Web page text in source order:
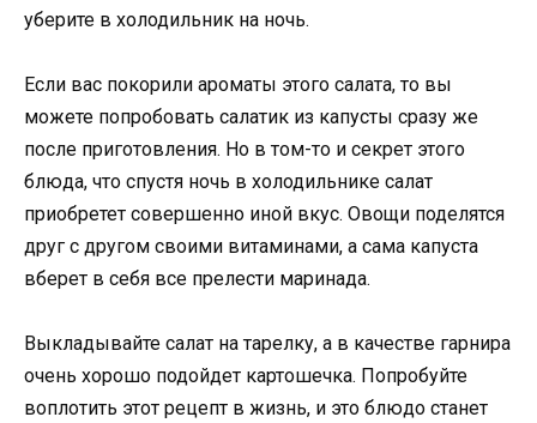
уберите в холодильник на ночь.
Если вас покорили ароматы этого салата, то вы
можете попробовать салатик из капусты сразу же
после приготовления. Но в том-то и секрет этого
блюда, что спустя ночь в холодильнике салат
приобретет совершенно иной вкус. Овощи поделятся
друг с другом своими витаминами, а сама капуста
вберет в себя все прелести маринада.
Выкладывайте салат на тарелку, а в качестве гарнира
очень хорошо подойдет картошечка. Попробуйте
воплотить этот рецепт в жизнь, и это блюдо станет